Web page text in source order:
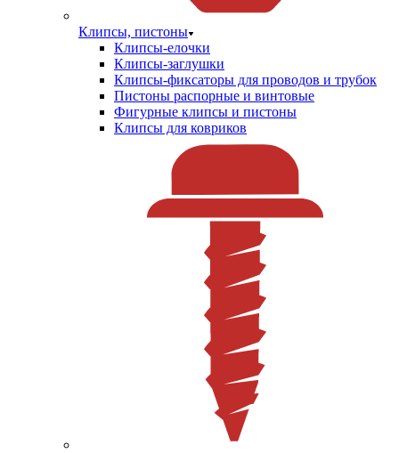
Клипсы, пистоны
Клипсы-елочки
Клипсы-заглушки
Клипсы-фиксаторы для проводов и трубок
Пистоны распорные и винтовые
Фигурные клипсы и пистоны
Клипсы для ковриков